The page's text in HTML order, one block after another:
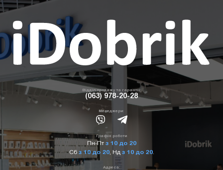
Відділ продажу та гарантії:
(063) 978-20-28
Меседжери:
Графік роботи
Пн-Пт з 10 до 20
Сбз 10 до 20, Нд з 10 до 20.
Адреса: